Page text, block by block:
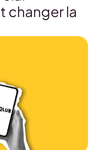
changer la